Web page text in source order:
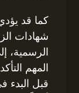
كما قد
شهادات
الرسمية،
المهم
قبل البدء